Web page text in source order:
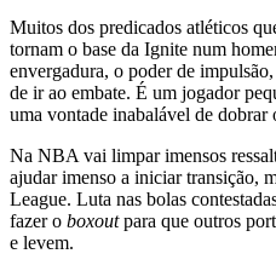
Muitos dos predicados atléticos
tornam o base da Ignite num
envergadura, o poder de
de ir ao embate. É um jogador
uma vontade inabalável de dobrar
Na NBA vai limpar imensos
ajudar imenso a iniciar transição,
League. Luta nas bolas
fazer o boxoutpara que outros
e levem.